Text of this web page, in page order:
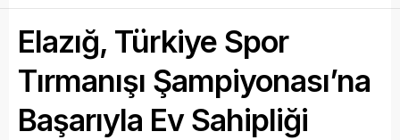
Elazığ, Türkiye Spor
Tırmanışı Şampiyonası’na
Başarıyla Ev Sahipliği